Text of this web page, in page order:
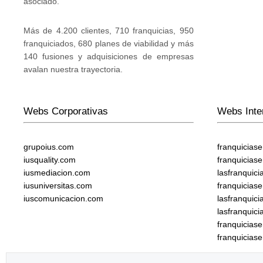
Más de 4.200 clientes, 710 franquicias, 950
franquiciados, 680 planes de viabilidad y más
140 fusiones y adquisiciones de empresas
avalan nuestra trayectoria.
Webs Corporativas
grupoius.com
iusquality.com
iusmediacion.com
iusuniversitas.com
iuscomunicacion.com
Webs